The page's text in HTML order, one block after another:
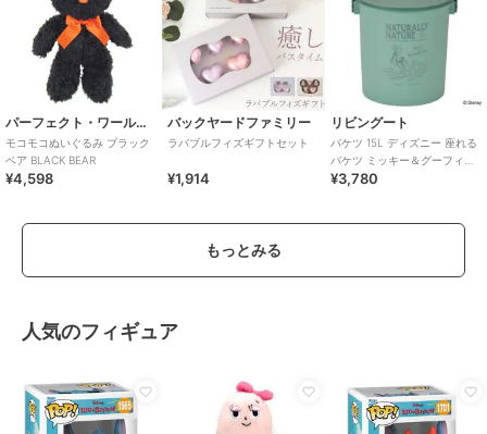
パーフェクト・ワールド・トーキョー
モコモコぬいぐるみ ブラック
ベア BLACK BEAR
¥4,598
バックヤードファミリー
ラバブルフィズギフトセット
¥1,914
リビングート
バケツ 15L ディズニー 座れる
バケツ ミッキー＆グーフィー
キャプテンスタッグ
¥3,780
もっとみる
人気のフィギュア